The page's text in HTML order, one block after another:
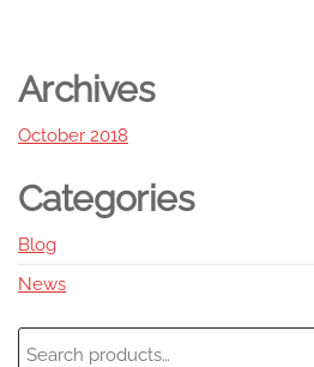
Archives
October 2018
Categories
Blog
News